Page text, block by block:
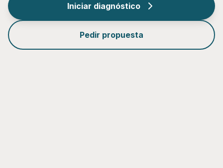
Iniciar diagnóstico
Pedir propuesta